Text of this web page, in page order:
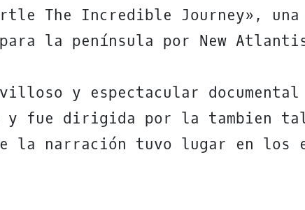
The Incredible Journey»,
la península por New
y espectacular
fue dirigida por la tambien
la narración tuvo lugar en los